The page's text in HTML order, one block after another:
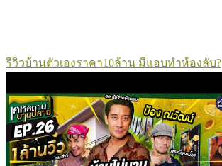
รีวิวบ้านตัวเองราคา10ล้าน มีแอบทำห้องลับ?